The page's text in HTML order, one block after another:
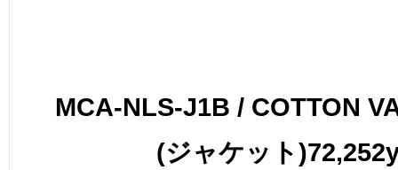
MCA-NLS-J1B / COTTON
(ジャケット